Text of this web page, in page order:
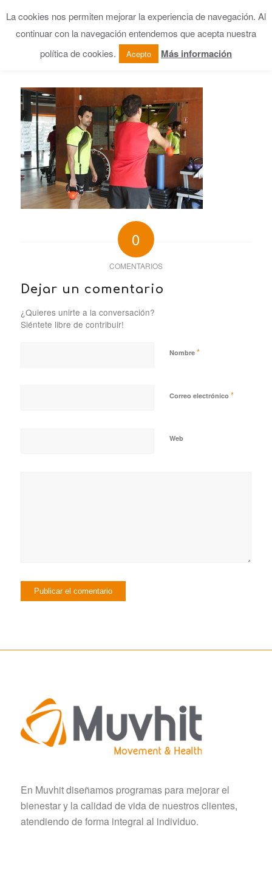
0
COMENTARIOS
Dejar un comentario
¿Quieres unirte a la conversación?
Siéntete libre de contribuir!
Nombre *
Correo electrónico *
Web
En Muvhit diseñamos programas para mejorar el
bienestar y la calidad de vida de nuestros clientes,
atendiendo de forma integral al individuo.
La cookies nos permiten mejorar la experiencia de navegación. Al
continuar con la navegación entendemos que acepta nuestra
política de cookies.
Acepto Más información